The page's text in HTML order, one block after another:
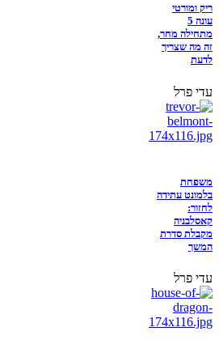
ריק ומורטי
עונה 5
מתחילה מחר,
זה מה שצריך
לדעת
עדי פרל
משפחת
בלמונט עתידה
לחזור:
קאסלבניה
מקבלת סדרת
המשך
עדי פרל